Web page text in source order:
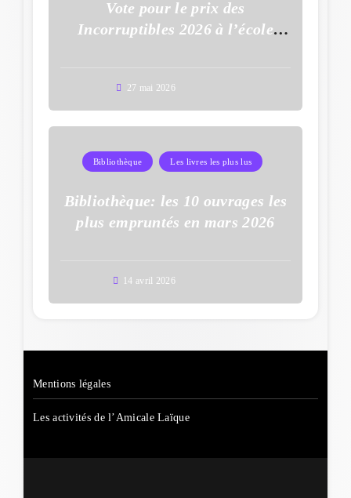
Vote pour le prix des
Incorruptibles 2026 à l’école
27 mai 2026
Bibliothèque Les livres les plus lus
Bibliothèque: les 10 ouvrages les
plus empruntés en mars 2026
14 avril 2026
Mentions légales
Les activités de l’Amicale Laïque